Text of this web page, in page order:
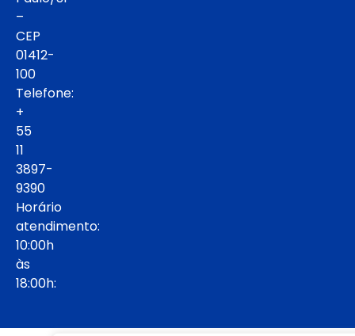
–
CEP
01412-
100
Telefone:
+
55
11
3897-
9390
Horário
atendimento:
10:00h
às
18:00h: